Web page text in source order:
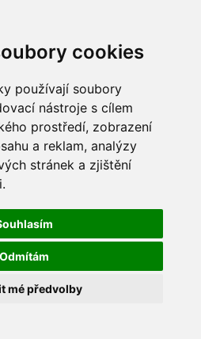
cookies
používají soubory
nástroje s cílem
prostředí, zobrazení
a reklam, analýzy
stránek a zjištění
Odmítám
mé předvolby